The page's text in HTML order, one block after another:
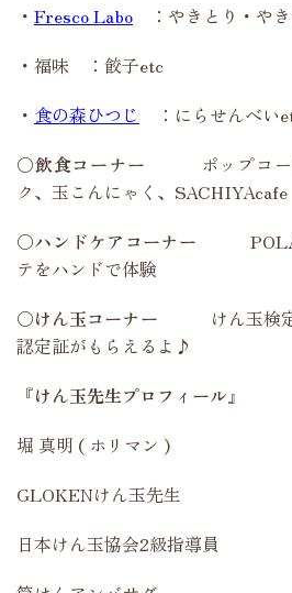
・ Fresco Labo ：やきとり・や
・福味 ：餃子etc
・ 食の森ひつじ
：にらせんべい
〇飲食コーナー ポップコーン
ク、玉こんにゃく、SACHIYAcafe
〇ハンドケアコーナー POLA
テをハンドで体験
〇けん玉コーナー けん玉検定
認定証がもらえるよ♪
『けん玉先生プロフィール』
堀 真明 ( ホリマン )
GLOKENけん玉先生
日本けん玉協会2級指導員